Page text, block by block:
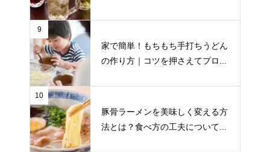
9
家で簡単！もちもち手打ちうどん
の作り方｜コツを押さえてプロ...
10
豚骨ラーメンを美味しく変える方
法とは？食べ方の工夫について...